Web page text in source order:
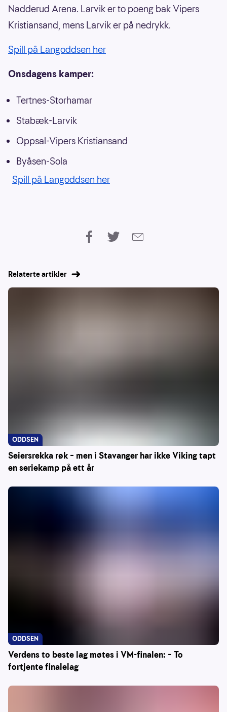
Nadderud Arena. Larvik er to poeng bak Vipers
Kristiansand, mens Larvik er på nedrykk.
Spill på Langoddsen her
Onsdagens kamper:
Tertnes-Storhamar
Stabæk-Larvik
Oppsal-Vipers Kristiansand
Byåsen-Sola
Spill på Langoddsen her
Relaterte artikler
Seiersrekka røk – men i Stavanger har ikke Viking tapt
en seriekamp på ett år
ODDSEN
Verdens to beste lag møtes i VM-finalen: – To
fortjente finalelag
ODDSEN